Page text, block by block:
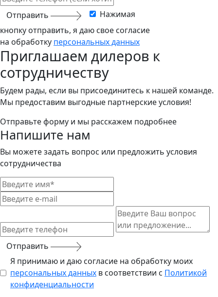
Отправить
Нажимая
кнопку отправить, я даю свое согласие
на обработку персональных данных
Приглашаем дилеров к
сотрудничеству
Будем рады, если вы присоединитесь к нашей команде.
Мы предоставим выгодные партнерские условия!
Отправьте форму и мы расскажем подробнее
Напишите нам
Вы можете задать вопрос или предложить условия
сотрудничества
Отправить
Я принимаю и даю согласие на обработку моих
персональных данных в соответствии с Политикой
конфиденциальности